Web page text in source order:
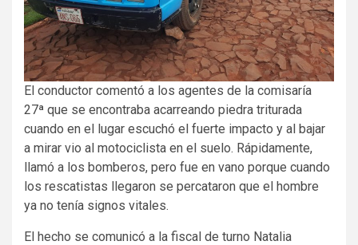
El conductor comentó a los agentes de la comisaría
27ª que se encontraba acarreando piedra triturada
cuando en el lugar escuchó el fuerte impacto y al bajar
a mirar vio al motociclista en el suelo. Rápidamente,
llamó a los bomberos, pero fue en vano porque cuando
los rescatistas llegaron se percataron que el hombre
ya no tenía signos vitales.
El hecho se comunicó a la fiscal de turno Natalia